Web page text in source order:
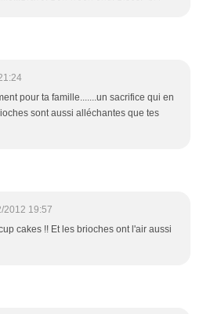
pour ta famille.......un sacrifice qui en
sont aussi alléchantes que tes
2012 19:57
cakes !! Et les brioches ont l'air aussi